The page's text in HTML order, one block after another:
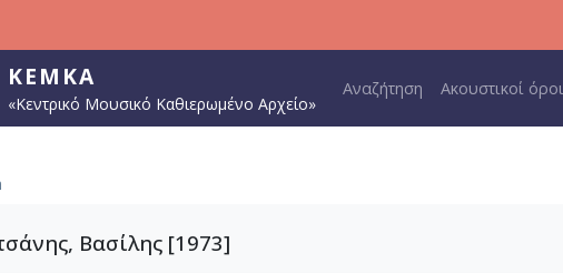
ΚΕΜΚΑ
«Κεντρικό Μουσικό Καθιερωμένο Αρχείο»
Main navigation
Αναζήτηση Ακουστικοί όροι
Βασίλης [1973]